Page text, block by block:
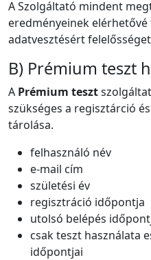
A Szolgáltató mindent
eredményeinek
adatvesztésért
B) Prémium teszt
A Prémium teszt
szükséges a regisztárció
tárolása.
felhasználó név
e-mail cím
születési év
regisztráció időpontja
utolsó belépés
csak teszt használata
időpontjai